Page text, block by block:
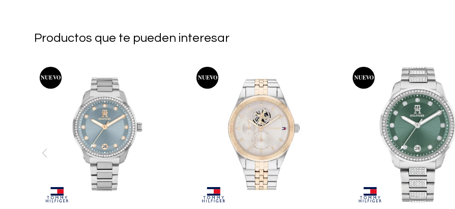
Productos que te pueden interesar